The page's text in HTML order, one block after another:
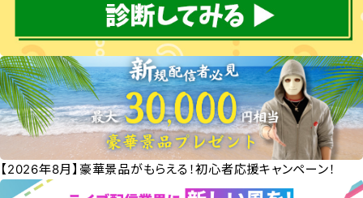
【2026年8月】豪華景品がもらえる！初心者応援キャンペーン！